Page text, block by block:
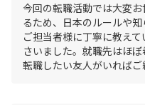
今回の転職活動では大変
るため、日本のルールや知
ご担当者様に丁寧に教え
さいました。就職先はほ
転職したい友人がいればご